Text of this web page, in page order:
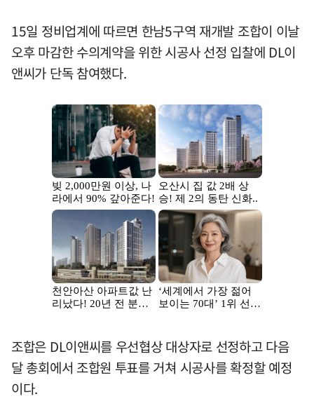
15일 정비업계에 따르면 한남5구역 재개발 조합이 이날
오후 마감한 수의계약을 위한 시공사 선정 입찰에 DL이
앤씨가 단독 참여했다.
조합은 DL이앤씨를 우선협상 대상자로 선정하고 다음
달 총회에서 조합원 투표를 거쳐 시공사를 확정할 예정
이다.